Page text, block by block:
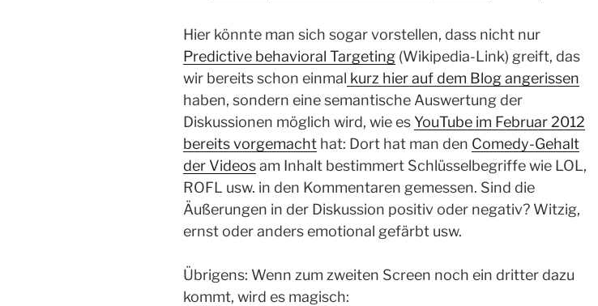
Hier könnte man sich sogar vorstellen, dass nicht nur
Predictive behavioral Targeting (Wikipedia-Link) greift, das
wir bereits schon einmal kurz hier auf dem Blog angerissen
haben, sondern eine semantische Auswertung der
Diskussionen möglich wird, wie es YouTube im Februar 2012
bereits vorgemacht hat: Dort hat man den Comedy-Gehalt
der Videosam Inhalt bestimmert Schlüsselbegriffe wie LOL,
ROFL usw. in den Kommentaren gemessen. Sind die
Äußerungen in der Diskussion positiv oder negativ? Witzig,
ernst oder anders emotional gefärbt usw.
Übrigens: Wenn zum zweiten Screen noch ein dritter dazu
kommt, wird es magisch: